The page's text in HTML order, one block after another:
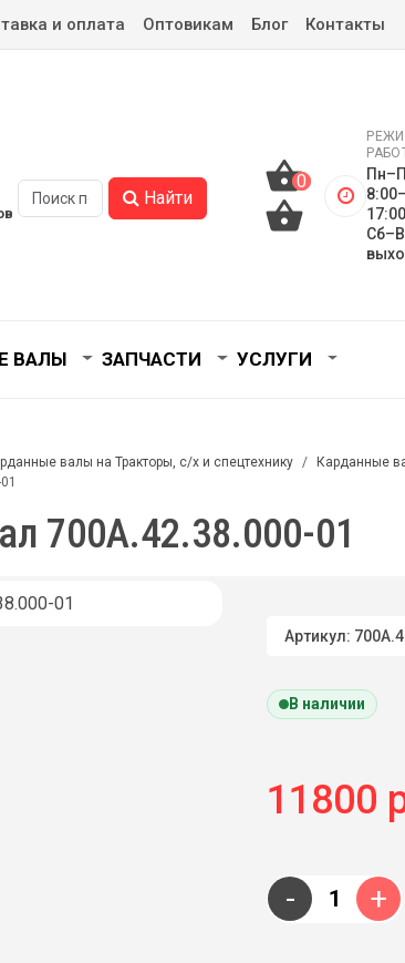
и оплата Оптовикам Блог Контакты
Найти
0
0
8:00–
17:00
ВАЛЫ ЗАПЧАСТИ УСЛУГИ
валы на Тракторы, с/x и спецтехнику
Карданные
700А.42.38.000-01
Артикул:
В наличии
11800
- +